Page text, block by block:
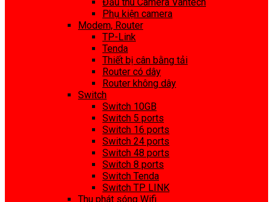
Phụ kiện camera
Modem, Router
TP-Link
Tenda
Thiết bị cân bằng tải
Router có dây
Router không dây
Switch
Switch 10GB
Switch 5 ports
Switch 16 ports
Switch 24 ports
Switch 48 ports
Switch 8 ports
Switch Tenda
Switch TP LINK
Thu phát sóng Wifi